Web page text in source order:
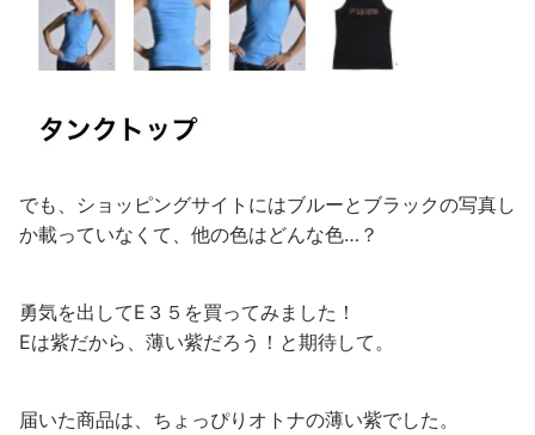
でも、ショッピングサイトにはブルーとブラックの写真し
か載っていなくて、他の色はどんな色…？
勇気を出してE３５を買ってみました！
Eは紫だから、薄い紫だろう！と期待して。
届いた商品は、ちょっぴりオトナの薄い紫でした。